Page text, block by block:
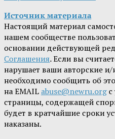
Источник материала
Настоящий материал
нашем сообществе
основании действующей
Соглашения. Если вы
нарушает ваши авторские
необходимо сообщить об
на EMAIL abuse@newru.orgс
страницы, содержащей
будет в кратчайшие сроки
наказаны.